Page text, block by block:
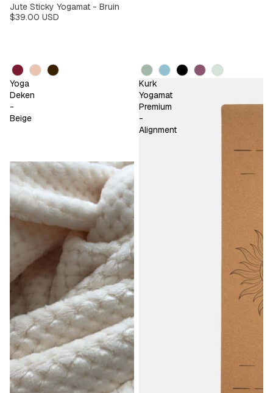
Jute Sticky Yogamat - Bruin
$39.00 USD
Kleur
Kleur
Yoga
Deken
-
Beige
Kurk
Yogamat
Premium
-
Alignment